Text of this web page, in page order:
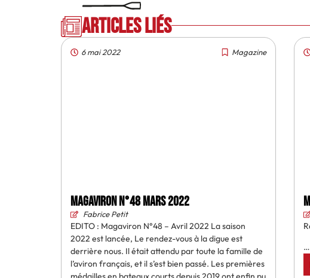
Articles liés
6 mai 2022 Magazine
MAGAVIRON N°48 Mars 2022
Fabrice Petit
EDITO : Magaviron N°48 – Avril 2022 La saison
2022 est lancée, Le rendez-vous à la digue est
derrière nous. Il était attendu par toute la famille de
l’aviron français, et il s’est bien passé. Les premières
…